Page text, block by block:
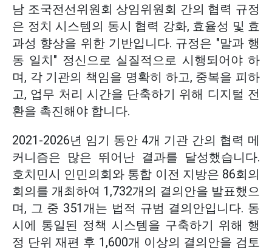
남 조국전선위원회 상임위원회 간의 협력 규정
은 정치 시스템의 동시 협력 강화, 효율성 및 효
과성 향상을 위한 기반입니다. 규정은 "말과 행
동 일치" 정신으로 실질적으로 시행되어야 하
며, 각 기관의 책임을 명확히 하고, 중복을 피하
고, 업무 처리 시간을 단축하기 위해 디지털 전
환을 촉진해야 합니다.
2021-2026년 임기 동안 4개 기관 간의 협력 메
커니즘은 많은 뛰어난 결과를 달성했습니다.
호치민시 인민의회와 통합 이전 지방은 86회의
회의를 개최하여 1,732개의 결의안을 발표했으
며, 그 중 351개는 법적 규범 결의안입니다. 동
시에 통일된 정책 시스템을 구축하기 위해 행
정 단위 재편 후 1,600개 이상의 결의안을 검토